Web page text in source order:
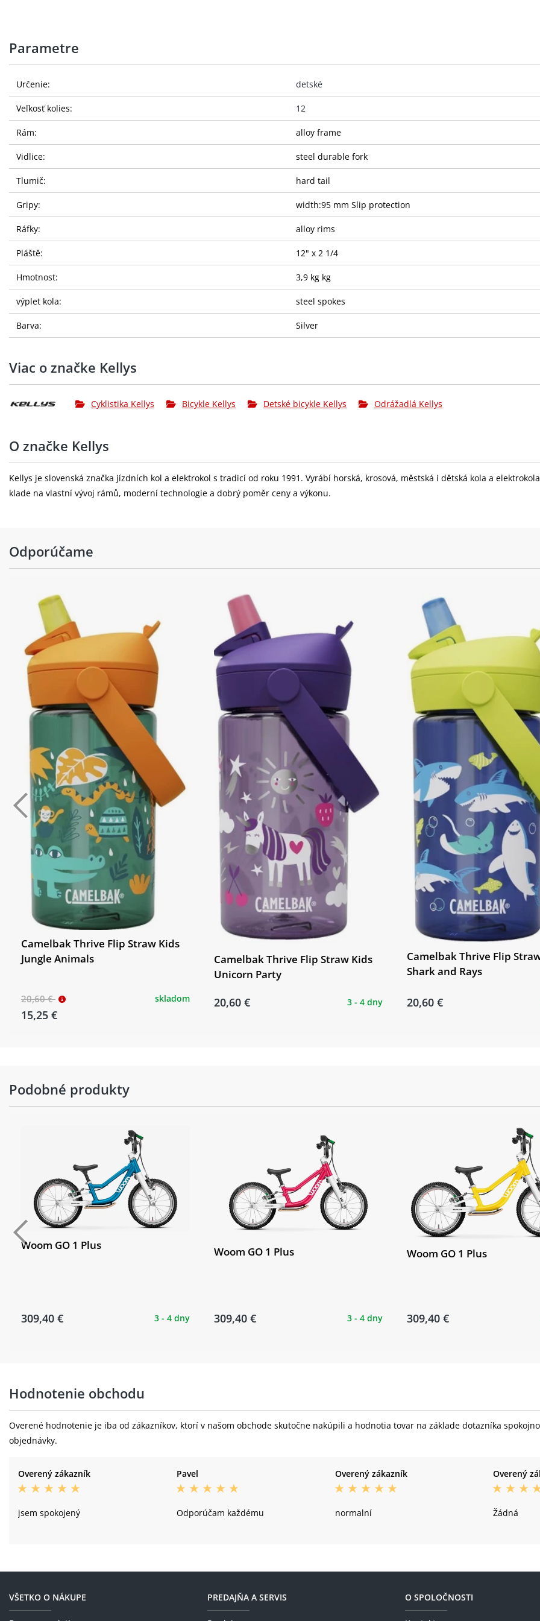
Parametre
Určenie: detské
Veľkosť kolies: 12
Rám: alloy frame
Vidlice: steel durable fork
Tlumič: hard tail
Gripy: width:95 mm Slip protection
Ráfky: alloy rims
Pláště: 12" x 2 1/4
Hmotnost: 3,9 kg kg
výplet kola: steel spokes
Barva: Silver
Viac o značke Kellys
Cyklistika Kellys Bicykle Kellys Detské bicykle Kellys Odrážadlá Kellys
O značke Kellys
Kellys je slovenská značka jízdních kol a elektrokol s tradicí od roku 1991. Vyrábí horská, krosová, městská i dětská kola a
klade na vlastní vývoj rámů, moderní technologie a dobrý poměr ceny a výkonu.
Odporúčame
Camelbak Thrive Flip Straw Kids
Jungle Animals
20,60 €
15,25 €
skladom
Camelbak Thrive Flip Straw Kids
Unicorn Party
20,60 € 3 - 4 dny
Camelbak Thrive Flip
Shark and Rays
20,60 €
Podobné produkty
Woom GO 1 Plus
309,40 € 3 - 4 dny
Woom GO 1 Plus
309,40 € 3 - 4 dny
Woom GO 1 Plus
309,40 €
Hodnotenie obchodu
Overené hodnotenie je iba od zákazníkov, ktorí v našom obchode skutočne nakúpili a hodnotia tovar na základe dotazníka
objednávky.
Overený zákazník
jsem spokojený
Pavel
Odporúčam každému
Overený zákazník
normalní
Overený
Žádná
VŠETKO O NÁKUPE PREDAJŇA A SERVIS O SPOLOČNOSTI